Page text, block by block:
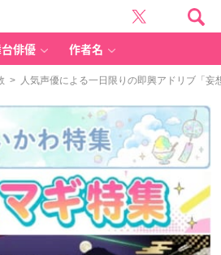
俳優 作者名
> 人気声優による一日限りの即興アドリブ「妄